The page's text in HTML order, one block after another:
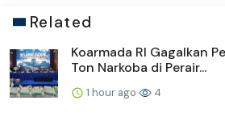
Related
Koarmada RI Gagalkan
Ton Narkoba di Perair...
1 hour ago 4